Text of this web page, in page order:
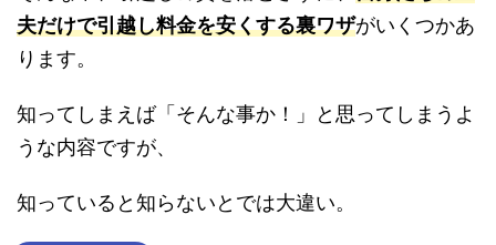
える場合も多く、かなりお金のかかるイベントと
言えます。
そんな中、引越しの質を落とさずに、 自分たちの
工夫だけで引越し料金を安くする裏ワザ